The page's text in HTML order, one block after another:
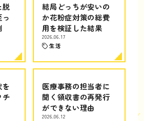
脱
結局どっちが安いの
か花粉症対策の総費
用を検証した結果
2026.06.17
生活
チ
医療事務の担当者に
聞く領収書の再発行
ができない理由
2026.06.12